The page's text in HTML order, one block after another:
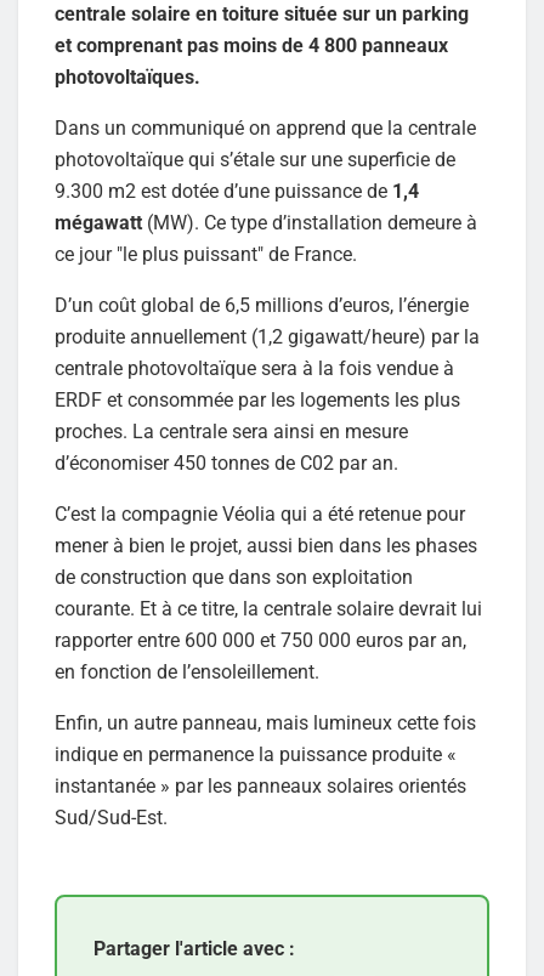
centrale solaire en toiture située sur un parking
et comprenant pas moins de 4 800 panneaux
photovoltaïques.
Dans un communiqué on apprend que la centrale
photovoltaïque qui s’étale sur une superficie de
9.300 m2 est dotée d’une puissance de 1,4
mégawatt (MW). Ce type d’installation demeure à
ce jour "le plus puissant" de France.
D’un coût global de 6,5 millions d’euros, l’énergie
produite annuellement (1,2 gigawatt/heure) par la
centrale photovoltaïque sera à la fois vendue à
ERDF et consommée par les logements les plus
proches. La centrale sera ainsi en mesure
d’économiser 450 tonnes de C02 par an.
C’est la compagnie Véolia qui a été retenue pour
mener à bien le projet, aussi bien dans les phases
de construction que dans son exploitation
courante. Et à ce titre, la centrale solaire devrait lui
rapporter entre 600 000 et 750 000 euros par an,
en fonction de l’ensoleillement.
Enfin, un autre panneau, mais lumineux cette fois
indique en permanence la puissance produite «
instantanée » par les panneaux solaires orientés
Sud/Sud-Est.
Partager l'article avec :